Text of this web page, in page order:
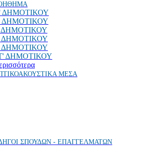
ΔΗΜΟΤΙΚΟΥ
ΔΗΜΟΤΙΚΟΥ
ΔΗΜΟΤΙΚΟΥ
ΔΗΜΟΤΙΚΟΥ
ΔΗΜΟΤΙΚΟΥ
ΔΗΜΟΤΙΚΟΥ
ΜΕΣΑ
ΣΠΟΥΔΩΝ - ΕΠΑΓΓΕΛΜΑΤΩΝ